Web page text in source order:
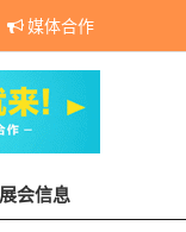
媒体合作
会信息